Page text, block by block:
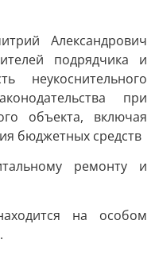
Александрович
подрядчика и
неукоснительного
при
объекта, включая
бюджетных средств
ремонту и
на особом